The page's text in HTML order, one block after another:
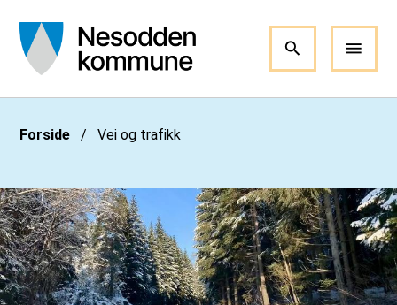
Du er her:
Forside Vei og trafikk